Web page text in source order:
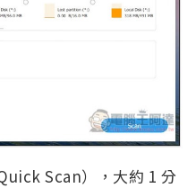
Scan），大約 1 分